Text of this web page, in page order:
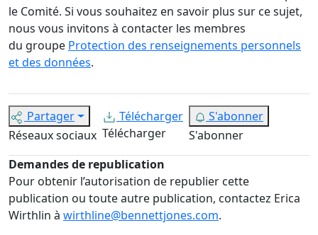
le Comité. Si vous souhaitez en savoir plus sur ce sujet,
nous vous invitons à contacter les membres
du groupe Protection des renseignements personnels
et des données.
Partager
Réseaux sociaux
Télécharger
Télécharger
S'abonner
S'abonner
Demandes de republication
Pour obtenir l’autorisation de republier cette
publication ou toute autre publication, contactez Erica
Wirthlin à wirthline@bennettjones.com.